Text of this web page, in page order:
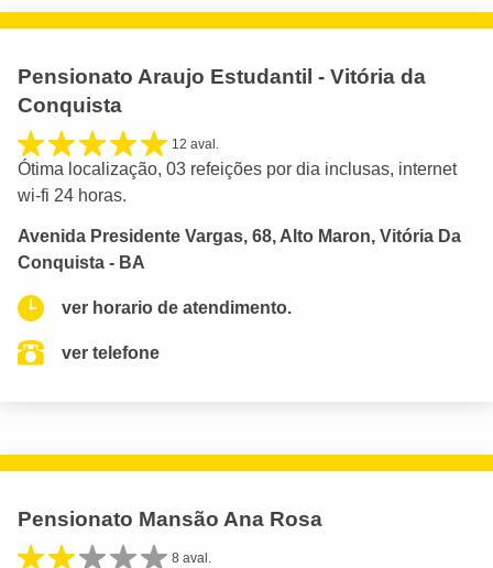
Pensionato Araujo Estudantil - Vitória da
Conquista
12 aval.
Ótima localização, 03 refeições por dia inclusas, internet
wi-fi 24 horas.
Avenida Presidente Vargas, 68, Alto Maron, Vitória Da
Conquista - BA
ver horario de atendimento.
ver telefone
Pensionato Mansão Ana Rosa
8 aval.